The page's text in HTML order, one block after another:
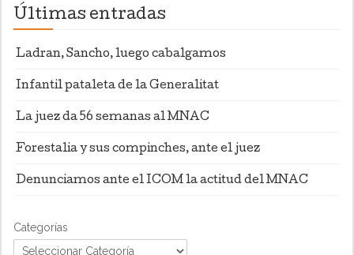
Últimas entradas
Ladran, Sancho, luego cabalgamos
Infantil pataleta de la Generalitat
La juez da 56 semanas al MNAC
Forestalia y sus compinches, ante el juez
Denunciamos ante el ICOM la actitud del MNAC
Categorías